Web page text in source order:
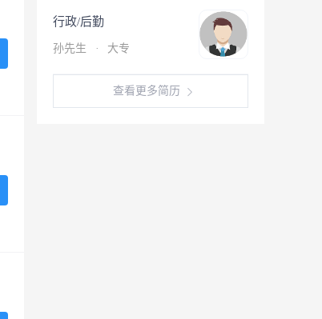
行政/后勤
孙先生 · 大专
查看更多简历